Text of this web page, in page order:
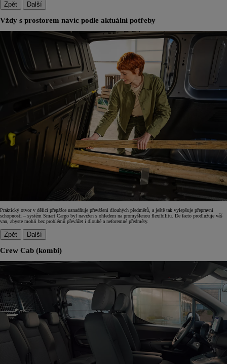
Zpět Další
Vždy s prostorem navíc podle aktuální potřeby
Praktický otvor v dělicí přepážce usnadňuje převážení dlouhých předmětů, a ještě tak vylepšuje přepravní
schopnosti – systém Smart Cargo byl navržen s ohledem na promyšlenou flexibilitu. De facto prodlužuje váš
van, abyste mohli bez problémů převážet i dlouhé a neforemné předměty.
Zpět Další
Crew Cab (kombi)